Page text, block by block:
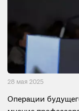
28 мая 2025
Операции